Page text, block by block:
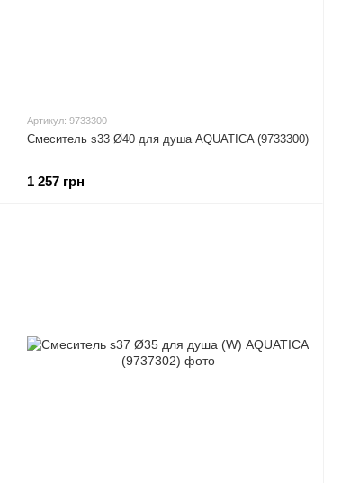
Артикул: 9733300
Смеситель s33 Ø40 для душа AQUATICA (9733300)
1 257 грн